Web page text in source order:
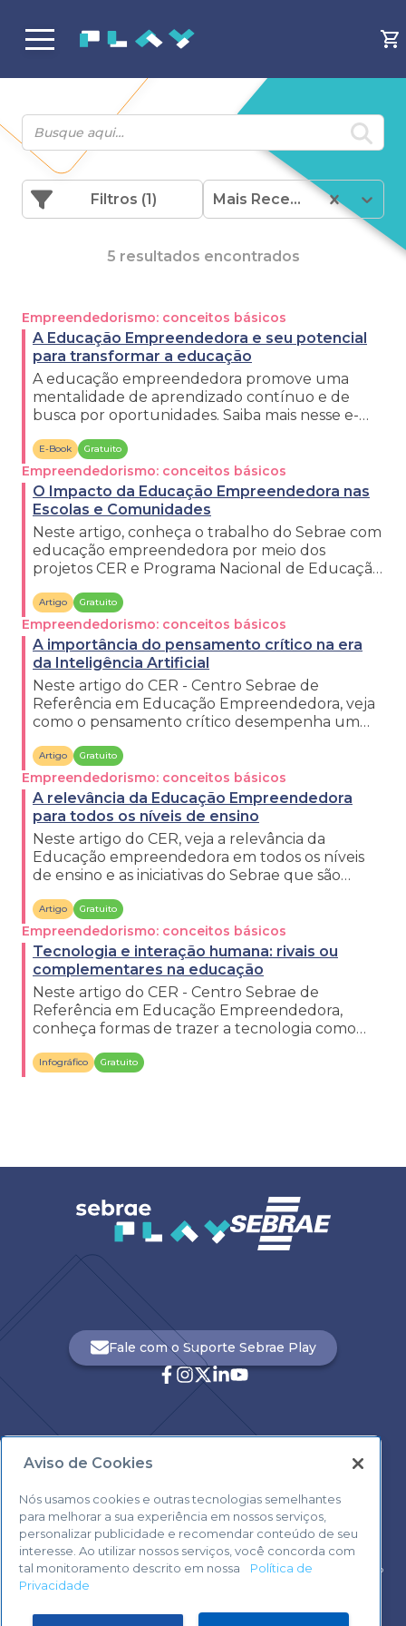
Filtros (1) Mais Recentes
5 resultados encontrados
Empreendedorismo: conceitos básicos
A Educação Empreendedora e seu potencial
para transformar a educação
A educação empreendedora promove uma
mentalidade de aprendizado contínuo e de
busca por oportunidades. Saiba mais nesse e-
E-Book Gratuito
Empreendedorismo: conceitos básicos
O Impacto da Educação Empreendedora nas
Escolas e Comunidades
Neste artigo, conheça o trabalho do Sebrae com
educação empreendedora por meio dos
projetos CER e Programa Nacional de Educação
Artigo Gratuito
Empreendedorismo: conceitos básicos
A importância do pensamento crítico na era
da Inteligência Artificial
Neste artigo do CER - Centro Sebrae de
Referência em Educação Empreendedora, veja
como o pensamento crítico desempenha um
Artigo Gratuito
Empreendedorismo: conceitos básicos
A relevância da Educação Empreendedora
para todos os níveis de ensino
Neste artigo do CER, veja a relevância da
Educação empreendedora em todos os níveis
de ensino e as iniciativas do Sebrae que são
Artigo Gratuito
Empreendedorismo: conceitos básicos
Tecnologia e interação humana: rivais ou
complementares na educação
Neste artigo do CER - Centro Sebrae de
Referência em Educação Empreendedora,
conheça formas de trazer a tecnologia como
Infográfico Gratuito
0800 570 0800
Fale com o Suporte Sebrae Play
Voltar ao topo
Aviso de Cookies
Nós usamos cookies e outras tecnologias semelhantes
para melhorar a sua experiência em nossos serviços,
personalizar publicidade e recomendar conteúdo de seu
interesse. Ao utilizar nossos serviços, você concorda com
tal monitoramento descrito em nossa
Política de
Privacidade